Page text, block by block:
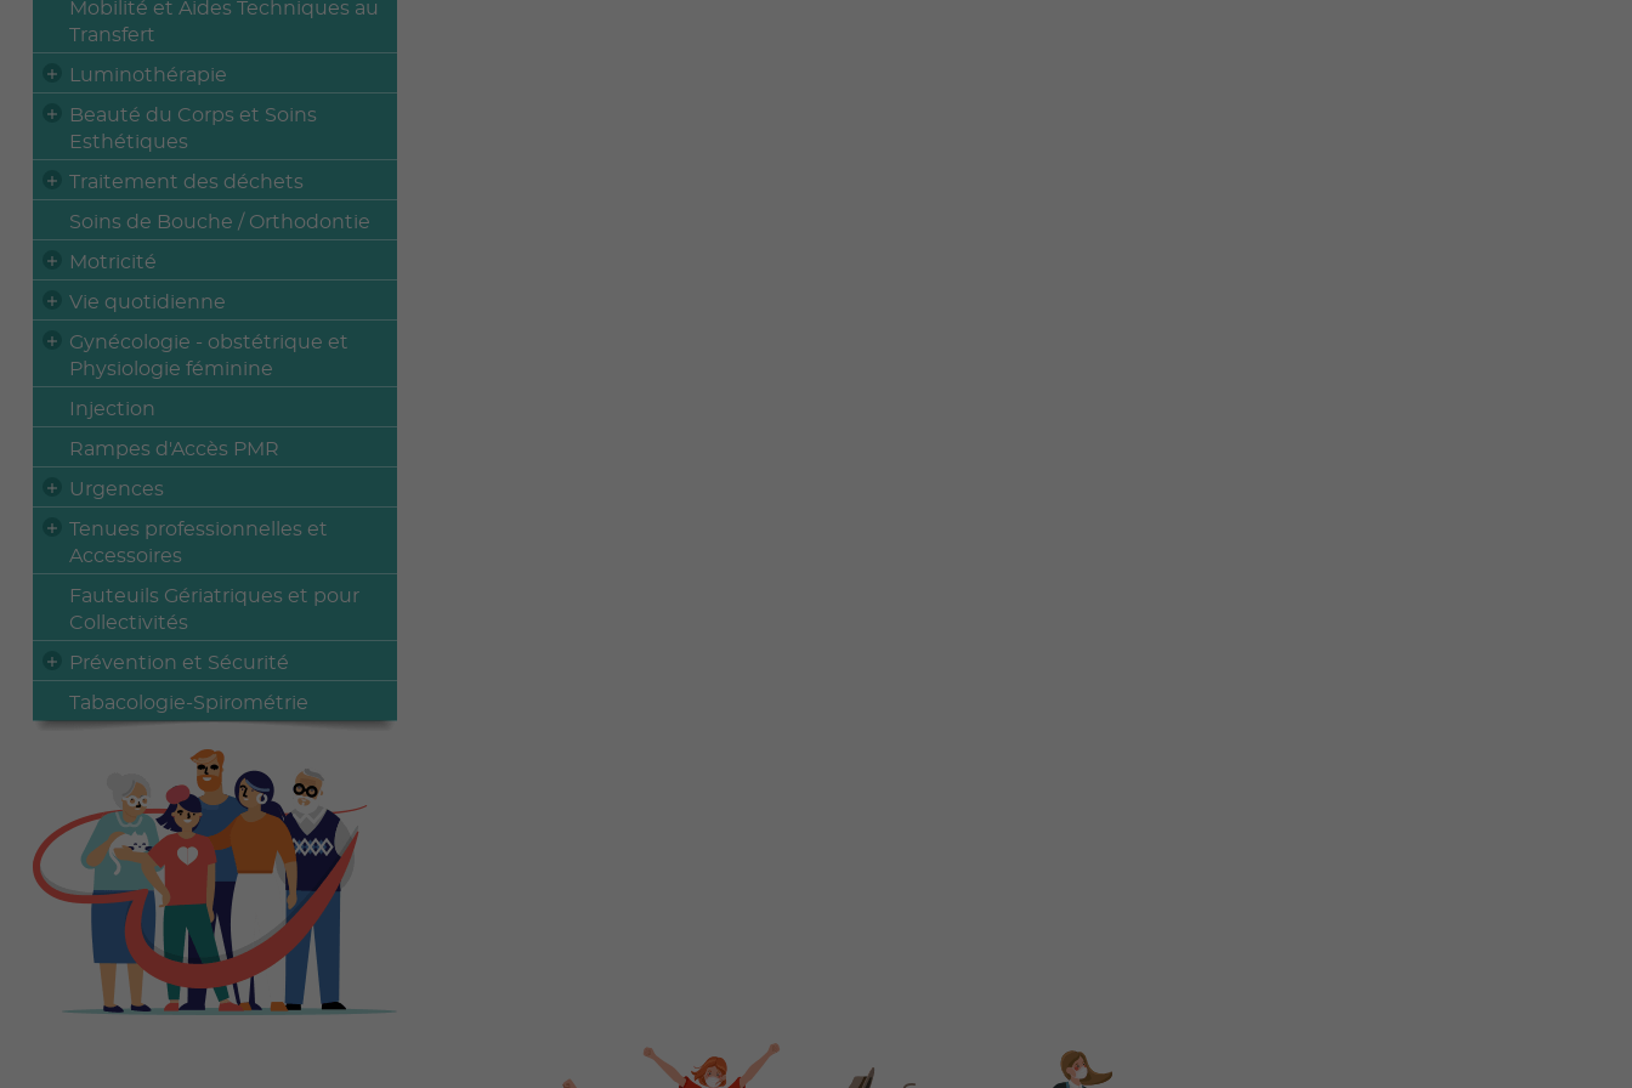
Mobilité et Aides Techniques au
Transfert
Luminothérapie
Beauté du Corps et Soins
Esthétiques
Traitement des déchets
Soins de Bouche / Orthodontie
Motricité
Vie quotidienne
Gynécologie - obstétrique et
Physiologie féminine
Injection
Rampes d'Accès PMR
Urgences
Tenues professionnelles et
Accessoires
Fauteuils Gériatriques et pour
Collectivités
Prévention et Sécurité
Tabacologie-Spirométrie